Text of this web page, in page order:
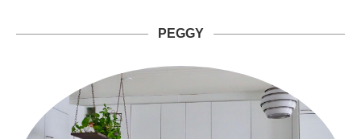
PEGGY